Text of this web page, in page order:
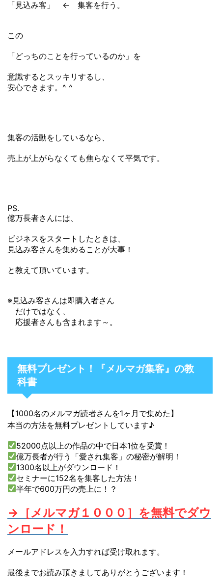
「見込み客」 ← 集客を行う。
この
「どっちのことを行っているのか」を
意識するとスッキリするし、
安心できます。^ ^
集客の活動をしているなら、
売上が上がらなくても焦らなくて平気です。
PS.
億万長者さんには、
ビジネスをスタートしたときは、
見込み客さんを集めることが大事！
と教えて頂いています。
※見込み客さんは即購入者さん
だけではなく、
応援者さんも含まれます～。
無料プレゼント！『メルマガ集客』の教
科書
【1000名のメルマガ読者さんを1ヶ月で集めた】
本当の方法を無料プレゼントしています♪
52000点以上の作品の中で日本1位を受賞！
億万長者が行う「愛され集客」の秘密が解明！
1300名以上がダウンロード！
セミナーに152名を集客した方法！
半年で600万円の売上に！？
→［メルマガ１０００］を無料でダウ
ンロード！
メールアドレスを入力すれば受け取れます。
最後までお読み頂きましてありがとうございます！